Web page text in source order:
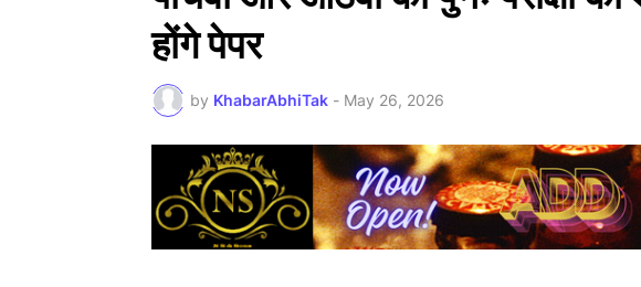
होंगे पेपर
by KhabarAbhiTak - May 26, 2026